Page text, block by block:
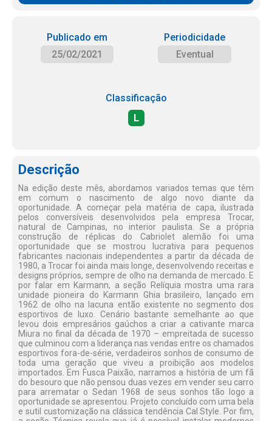
Publicado em
25/02/2021
Periodicidade
Eventual
Classificação
L
Descrição
Na edição deste mês, abordamos variados temas que têm
em comum o nascimento de algo novo diante da
oportunidade. A começar pela matéria de capa, ilustrada
pelos conversíveis desenvolvidos pela empresa Trocar,
natural de Campinas, no interior paulista. Se a própria
construção de réplicas do Cabriolet alemão foi uma
oportunidade que se mostrou lucrativa para pequenos
fabricantes nacionais independentes a partir da década de
1980, a Trocar foi ainda mais longe, desenvolvendo receitas e
designs próprios, sempre de olho na demanda de mercado. E
por falar em Karmann, a seção Relíquia mostra uma rara
unidade pioneira do Karmann Ghia brasileiro, lançado em
1962 de olho na lacuna então existente no segmento dos
esportivos de luxo. Cenário bastante semelhante ao que
levou dois empresários gaúchos a criar a cativante marca
Miura no final da década de 1970 – empreitada de sucesso
que culminou com a liderança nas vendas entre os chamados
esportivos fora-de-série, verdadeiros sonhos de consumo de
toda uma geração que viveu a proibição aos modelos
importados. Em Fusca Paixão, narramos a história de um fã
do besouro que não pensou duas vezes em vender seu carro
para arrematar o Sedan 1968 de seus sonhos tão logo a
oportunidade se apresentou. Projeto concluído com uma bela
e sutil customização na clássica tendência Cal Style. Por fim,